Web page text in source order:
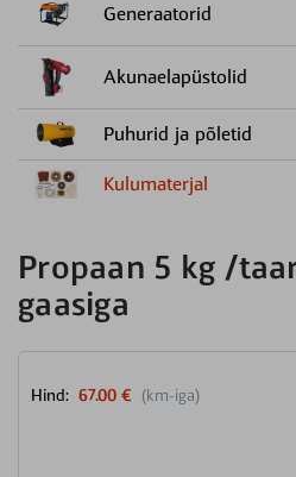
Generaatorid
Akunaelapüstolid
Puhurid ja põletid
Kulumaterjal
Propaan 5 kg /
gaasiga
Hind: 67.00 € (km-iga)